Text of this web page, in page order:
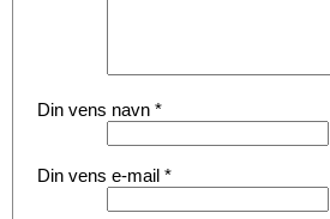
Din vens navn *
Din vens e-mail *